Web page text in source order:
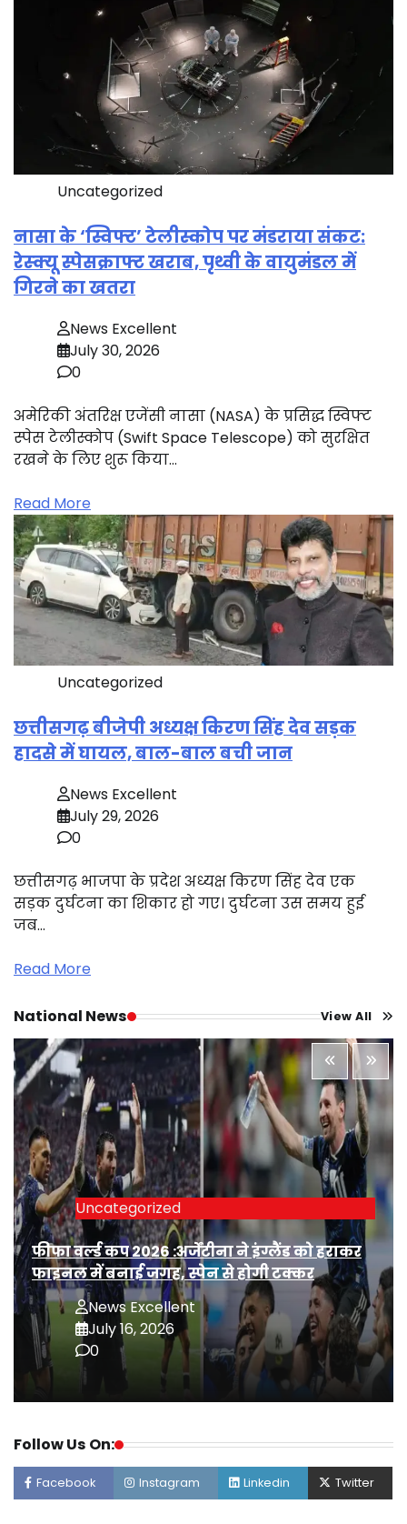
Uncategorized
नासा के ‘स्विफ्ट’ टेलीस्कोप पर मंडराया संकट:
रेस्क्यू स्पेसक्राफ्ट खराब, पृथ्वी के वायुमंडल में
गिरने का खतरा
News Excellent
July 30, 2026
0
अमेरिकी अंतरिक्ष एजेंसी नासा (NASA) के प्रसिद्ध स्विफ्ट
स्पेस टेलीस्कोप (Swift Space Telescope) को सुरक्षित
रखने के लिए शुरू किया…
Read More
Uncategorized
छत्तीसगढ़ बीजेपी अध्यक्ष किरण सिंह देव सड़क
हादसे में घायल, बाल-बाल बची जान
News Excellent
July 29, 2026
0
छत्तीसगढ़ भाजपा के प्रदेश अध्यक्ष किरण सिंह देव एक
सड़क दुर्घटना का शिकार हो गए। दुर्घटना उस समय हुई
जब…
Read More
National News View All
Uncategorized
फीफा वर्ल्ड कप 2026 :अर्जेंटीना ने इंग्लैंड को हराकर
फाइनल में बनाई जगह, स्पेन से होगी टक्कर
News Excellent
July 16, 2026
0
Follow Us On:
Facebook Instagram Linkedin Twitter